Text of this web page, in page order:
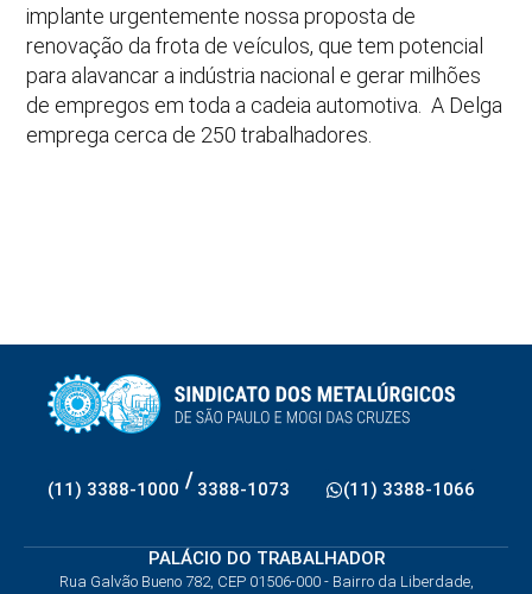
implante urgentemente nossa proposta de
renovação da frota de veículos, que tem potencial
para alavancar a indústria nacional e gerar milhões
de empregos em toda a cadeia automotiva. A Delga
emprega cerca de 250 trabalhadores.
(11) 3388-1000 / 3388-1073 (11) 3388-1066
PALÁCIO DO TRABALHADOR
Rua Galvão Bueno 782, CEP 01506-000 - Bairro da Liberdade,